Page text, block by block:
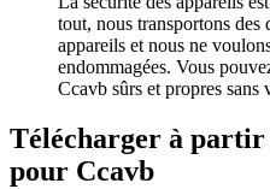
tout, nous transportons des
appareils et nous ne
endommagées. Vous
Ccavb sûrs et propres sans
Télécharger à
pour Ccavb